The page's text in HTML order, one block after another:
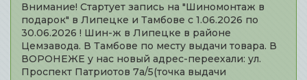
Внимание! Стартует запись на "Шиномонтаж в
подарок" в Липецке и Тамбове с 1.06.2026 по
30.06.2026 ! Шин-ж в Липецке в районе
Цемзавода. В Тамбове по месту выдачи товара. В
ВОРОНЕЖЕ у нас новый адрес-переехали: ул.
Проспект Патриотов 7а/5(точка выдачи